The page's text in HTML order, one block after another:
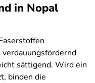
in Nopal
sättigend. Wird ein
binden die